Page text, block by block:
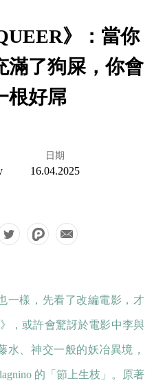
》：當你
滿了狗屎，你會
根好屌
日期
16.04.2025
一樣，先看了改編電影，才
，或許會驚訝於電影中李與
水、神交一般的妖冶異境，
的「節上生枝」。原著